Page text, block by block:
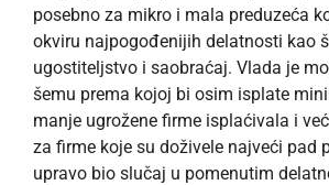
posebno za mikro i mala preduzeća
okviru najpogođenijih delatnosti kao
ugostiteljstvo i saobraćaj. Vlada je
šemu prema kojoj bi osim isplate
manje ugrožene firme isplaćivala i
za firme koje su doživele najveći pad
upravo bio slučaj u pomenutim